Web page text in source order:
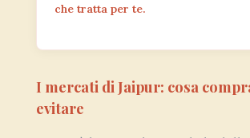
che tratta per te.
I mercati di Jaipur: cosa
evitare